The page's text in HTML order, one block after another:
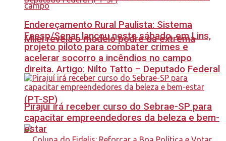
Milei revela o modelo podre da extrema
direita. Artigo: Nilto Tatto – Deputado Federal
(PT-SP)
Endereçamento Rural Paulista: Sistema
Faesp/Senar lançou neste sábado, em Lins,
projeto piloto para combater crimes e
acelerar socorro a incêndios no campo
Pirajuí irá receber curso do Sebrae-SP para
capacitar empreendedores da beleza e bem-
estar